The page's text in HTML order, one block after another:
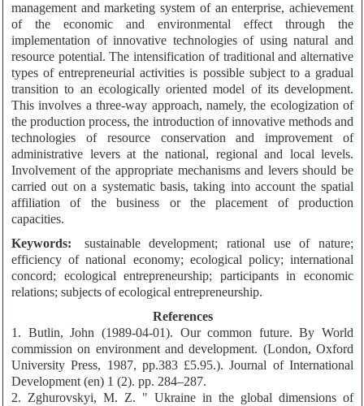
management and marketing system of an enterprise, achievement
of the economic and environmental effect through the
implementation of innovative technologies of using natural and
resource potential. The intensification of traditional and alternative
types of entrepreneurial activities is possible subject to a gradual
transition to an ecologically oriented model of its development.
This involves a three-way approach, namely, the ecologization of
the production process, the introduction of innovative methods and
technologies of resource conservation and improvement of
administrative levers at the national, regional and local levels.
Involvement of the appropriate mechanisms and levers should be
carried out on a systematic basis, taking into account the spatial
affiliation of the business or the placement of production
capacities.
Keywords:
sustainable development; rational use of nature;
efficiency of national economy; ecological policy; international
concord; ecological entrepreneurship; participants in economic
relations; subjects of ecological entrepreneurship.
References
1. Butlin, John (1989-04-01). Our common future. By World
commission on environment and development. (London, Oxford
University Press, 1987, pp.383 £5.95.). Journal of International
Development (en) 1 (2). pp. 284–287.
2. Zghurovskyi, M. Z. " Ukraine in the global dimensions of